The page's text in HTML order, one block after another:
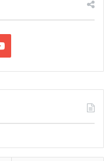
o
u